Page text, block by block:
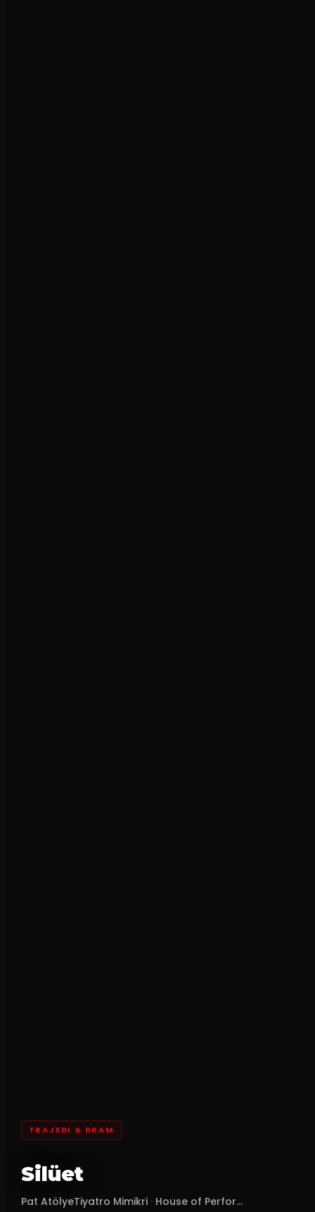
TRAJEDI & DRAM
Silüet
Pat AtölyeTiyatro Mimikri · House of Perfor...